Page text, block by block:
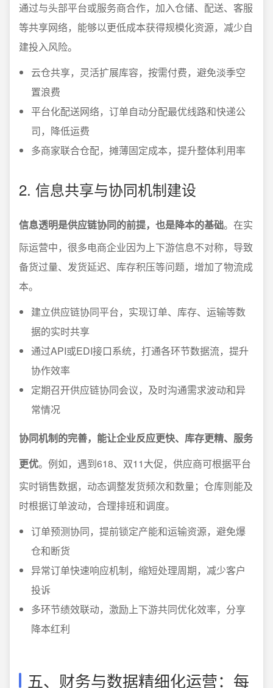
通过与头部平台或服务商合作，加入仓储、配送、客服
等共享网络，能够以更低成本获得规模化资源，减少自
建投入风险。
云仓共享，灵活扩展库容，按需付费，避免淡季空
置浪费
平台化配送网络，订单自动分配最优线路和快递公
司，降低运费
多商家联合仓配，摊薄固定成本，提升整体利用率
2. 信息共享与协同机制建设
信息透明是供应链协同的前提，也是降本的基础。在实
际运营中，很多电商企业因为上下游信息不对称，导致
备货过量、发货延迟、库存积压等问题，增加了物流成
本。
建立供应链协同平台，实现订单、库存、运输等数
据的实时共享
通过API或EDI接口系统，打通各环节数据流，提升
协作效率
定期召开供应链协同会议，及时沟通需求波动和异
常情况
协同机制的完善，能让企业反应更快、库存更精、服务
更优。例如，遇到618、双11大促，供应商可根据平台
实时销售数据，动态调整发货频次和数量；仓库则能及
时根据订单波动，合理排班和调度。
订单预测协同，提前锁定产能和运输资源，避免爆
仓和断货
异常订单快速响应机制，缩短处理周期，减少客户
投诉
多环节绩效联动，激励上下游共同优化效率，分享
降本红利
五、财务与数据精细化运营：每